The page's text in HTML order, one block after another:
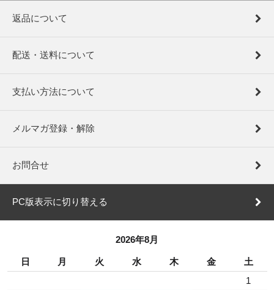
返品について
配送・送料について
支払い方法について
メルマガ登録・解除
お問合せ
PC版表示に切り替える
2026年8月
日 月 火 水 木 金
土
1